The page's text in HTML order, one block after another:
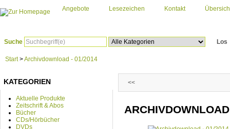
Angebote Lesezeichen Kontakt
Suche Los
Start>Archivdownload - 01/2014
KATEGORIEN
Aktuelle Produkte
Zeitschrift & Abos
Bücher
CDs/Hörbücher
DVDs
<<